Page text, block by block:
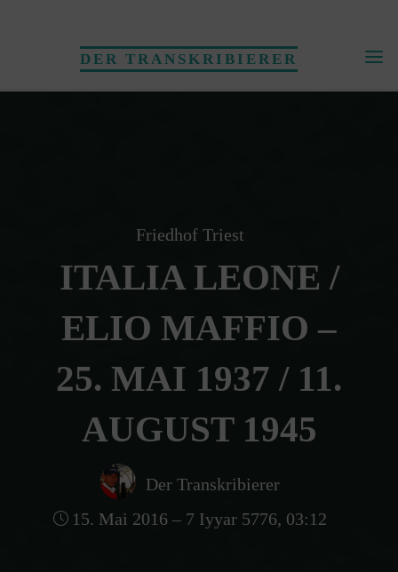
DER TRANSKRIBIERER
Friedhof Triest
ITALIA LEONE /
ELIO MAFFIO –
25. MAI 1937 / 11.
AUGUST 1945
Der Transkribierer
15. Mai 2016 – 7 Iyyar 5776, 03:12